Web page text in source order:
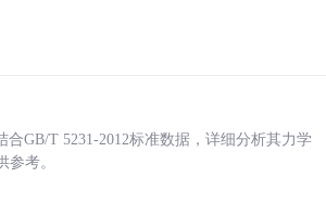
GB/T 5231-2012标准数据，详细分析其力学
考。